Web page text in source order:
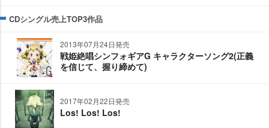
CDシングル売上TOP3作品
2013年07月24日発売
戦姫絶唱シンフォギアG キャラクターソング2(正義
を信じて、握り締めて)
2017年02月22日発売
Los! Los! Los!